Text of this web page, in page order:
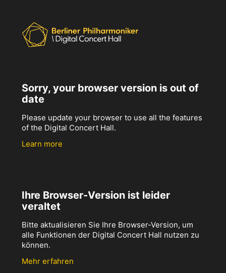
Sorry, your browser version is out of
date
Please update your browser to use all the features
of the Digital Concert Hall.
Learn more
Ihre Browser-Version ist leider
veraltet
Bitte aktualisieren Sie Ihre Browser-Version, um
alle Funktionen der Digital Concert Hall nutzen zu
können.
Mehr erfahren